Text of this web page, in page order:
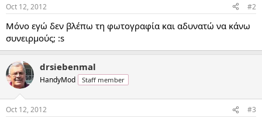
Oct 12, 2012 #2
Μόνο εγώ δεν βλέπω τη φωτογραφία και αδυνατώ να κάνω
συνειρμούς; :s
drsiebenmal
HandyMod Staff member
Oct 12, 2012 #3